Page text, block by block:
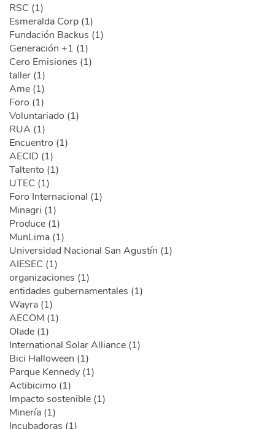
RSC (1)
Esmeralda Corp (1)
Fundación Backus (1)
Generación +1 (1)
Cero Emisiones (1)
taller (1)
Ame (1)
Foro (1)
Voluntariado (1)
RUA (1)
Encuentro (1)
AECID (1)
Taltento (1)
UTEC (1)
Foro Internacional (1)
Minagri (1)
Produce (1)
MunLima (1)
Universidad Nacional San Agustín (1)
AIESEC (1)
organizaciones (1)
entidades gubernamentales (1)
Wayra (1)
AECOM (1)
Olade (1)
International Solar Alliance (1)
Bici Halloween (1)
Parque Kennedy (1)
Actibicimo (1)
Impacto sostenible (1)
Minería (1)
Incubadoras (1)